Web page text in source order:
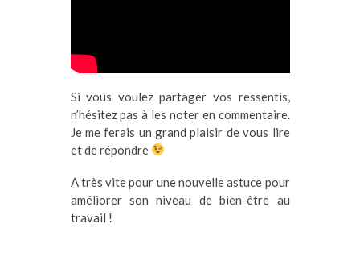
Si vous voulez partager vos ressentis,
n’hésitez pas à les noter en commentaire.
Je me ferais un grand plaisir de vous lire
et de répondre
A très vite pour une nouvelle astuce pour
améliorer son niveau de bien-être au
travail !